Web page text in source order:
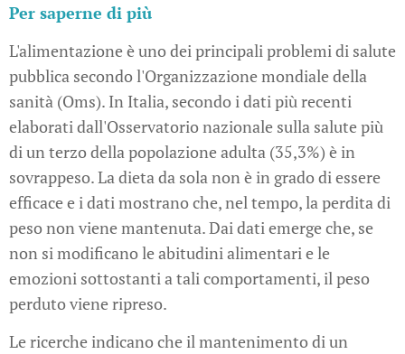
Per saperne di più
L'alimentazione è uno dei principali problemi di salute
pubblica secondo l'Organizzazione mondiale della
sanità (Oms). In Italia, secondo i dati più recenti
elaborati dall'Osservatorio nazionale sulla salute più
di un terzo della popolazione adulta (35,3%) è in
sovrappeso. La dieta da sola non è in grado di essere
efficace e i dati mostrano che, nel tempo, la perdita di
peso non viene mantenuta. Dai dati emerge che, se
non si modificano le abitudini alimentari e le
emozioni sottostanti a tali comportamenti, il peso
perduto viene ripreso.
Le ricerche indicano che il mantenimento di un